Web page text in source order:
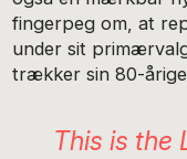
fingerpeg om, at
under sit
trækker sin 80-årige
This is the